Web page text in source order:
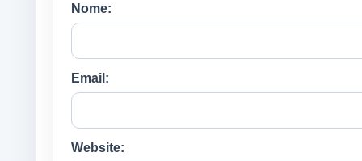
Nome:
Email:
Website: